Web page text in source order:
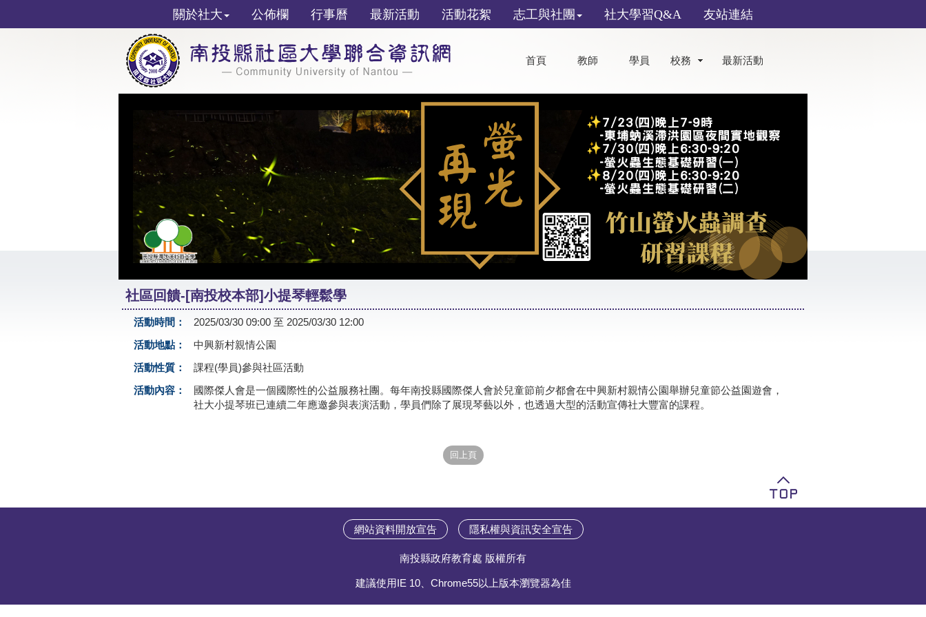
關於社大 公佈欄 行事曆 最新活動 活動花絮 志工與社團 社大學習Q&A 友站連結
首頁 教師 學員 校務 最新活動
社區回饋-[南投校本部]小提琴輕鬆學
活動時間：
2025/03/30 09:00 至 2025/03/30 12:00
活動地點：
中興新村親情公園
活動性質：
課程(學員)參與社區活動
活動內容：
國際傑人會是一個國際性的公益服務社團。每年南投縣國際傑人會於兒童節前夕都會在中興新村親情公園舉辦兒童節公益園遊會，
社大小提琴班已連續二年應邀參與表演活動，學員們除了展現琴藝以外，也透過大型的活動宣傳社大豐富的課程。
網站資料開放宣告 隱私權與資訊安全宣告
南投縣政府教育處 版權所有
建議使用IE 10、Chrome55以上版本瀏覽器為佳